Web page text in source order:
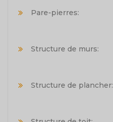
Pare-pierres:
Structure de murs:
Structure de plancher: